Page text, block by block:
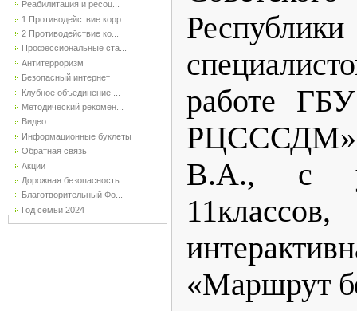
Реабилитация и ресоц...
1 Противодействие корр...
2 Противодействие ко...
Профессиональные ста...
Антитерроризм
Безопасный интернет
Клубное объединение ...
Методический рекомен...
Видео
Информационные буклеты
Обратная связь
Акции
Дорожная безопасность
Благотворительный Фо...
Год семьи 2024
работе
В.А., с
«Маршрут